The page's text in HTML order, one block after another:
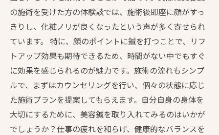
の施術を受けた方の体験談では、施術後即座に顔がすっ
きりし、化粧ノリが良くなったという声が多く寄せられ
ています。 特に、顔のポイントに鍼を打つことで、リフ
トアップ効果も期待できるため、時間がない中でもすぐ
に効果を感じられるのが魅力です。施術の流れもシンプ
ルで、まずはカウンセリングを行い、個々の状態に応じ
た施術プランを提案してもらえます。自分自身の身体を
大切にするために、美容鍼を取り入れてみるのはいかが
でしょうか？仕事の疲れを和らげ、健康的なバランスを